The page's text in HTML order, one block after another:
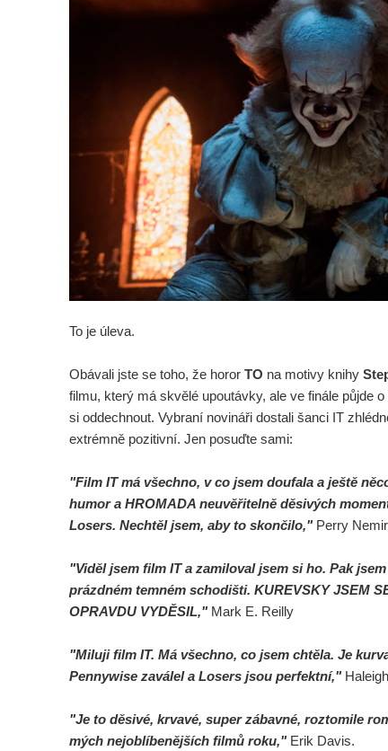
To je úleva.
Obávali jste se toho, že horor TO na motivy knihy
filmu, který má skvělé upoutávky, ale ve finále půjde
si oddechnout. Vybraní novináři dostali šanci IT
extrémně pozitivní. Jen posuďte sami:
"Film IT má všechno, v co jsem doufala a ještě
humor a HROMADA neuvěřitelně děsivých
Losers. Nechtěl jsem, aby to skončilo," Perry
"Viděl jsem film IT a zamiloval jsem si ho. Pak
prázdném temném schodišti. KUREVSKY JSEM
OPRAVDU VYDĚSIL,"Mark E. Reilly
"Miluji film IT. Má všechno, co jsem chtěla. Je
Pennywise zaválel a Losers jsou perfektní,"
"Je to děsivé, krvavé, super zábavné, roztomile
mých nejoblíbenějších filmů roku,"Erik Davis.